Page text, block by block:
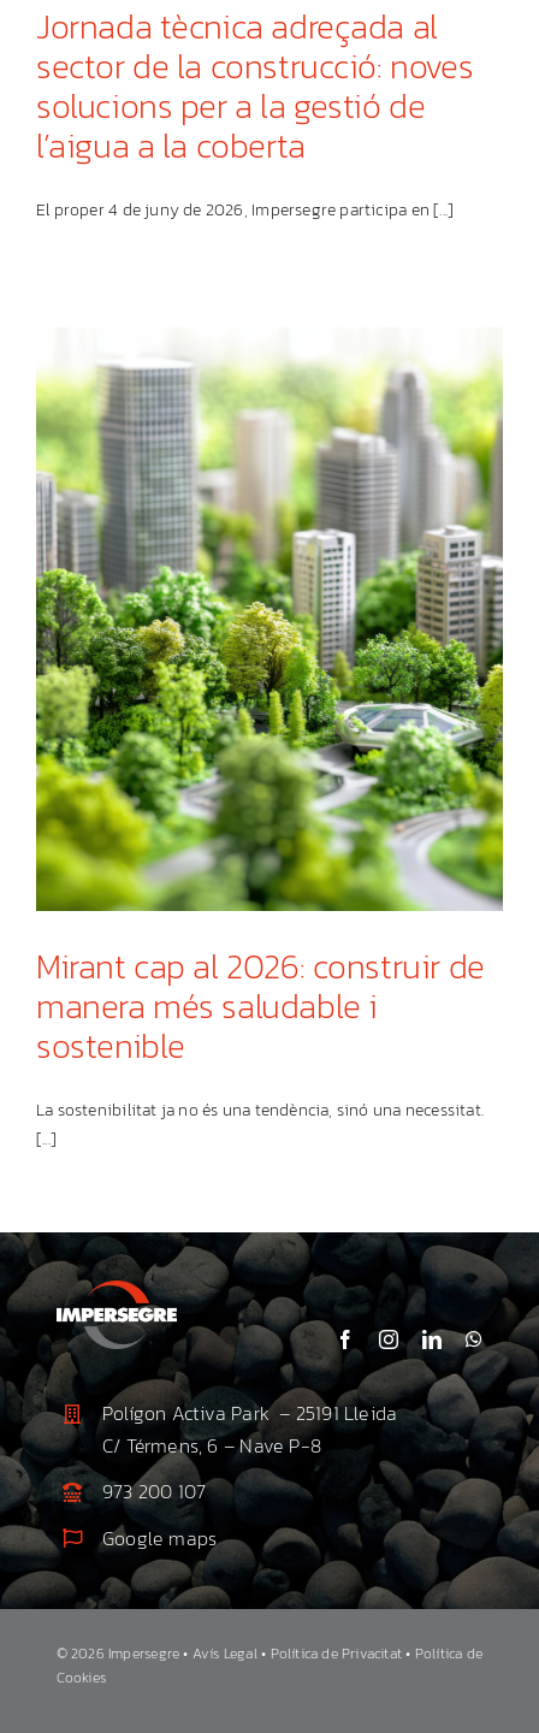
Jornada tècnica adreçada al
sector de la construcció: noves
solucions per a la gestió de
l’aigua a la coberta
El proper 4 de juny de 2026, Impersegre participa en [...]
Mirant cap al 2026: construir de
manera més saludable i
sostenible
La sostenibilitat ja no és una tendència, sinó una necessitat.
[...]
Polígon Activa Park – 25191 Lleida
C/ Térmens, 6 – Nave P-8
973 200 107
Google maps
©2026 Impersegre • Avís Legal • Política de Privacitat • Política de
Cookies